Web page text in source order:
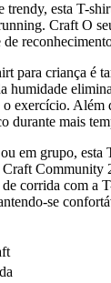
trendy, esta T-
Craft O
para criança é
humidade
exercício. Além
durante mais
em grupo, esta
Community
corrida com a
se